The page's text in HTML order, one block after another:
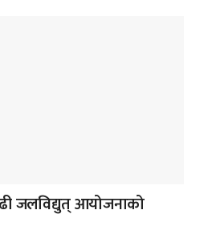
जलविद्युत् आयोजनाको